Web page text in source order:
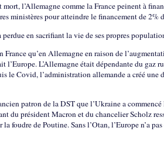
l’Allemagne comme la France peinent à
ministères pour atteindre le financement de 2%
en sacrifiant la vie de ses propres
qu’en Allemagne en raison de
L’Allemagne était dépendante du gaz
le Covid, l’administration allemande a créé une
patron de la DST que l’Ukraine a
du président Macron et du chancelier Scholz
foudre de Poutine. Sans l’Otan, l’Europe n’a